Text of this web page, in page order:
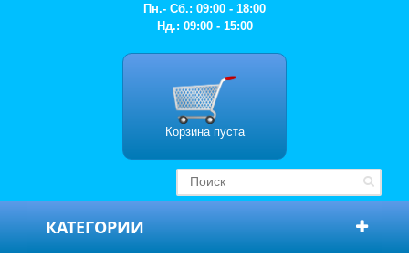
Пн.- Сб.: 09:00 - 18:00
Нд.: 09:00 - 15:00
Корзина пуста
КАТЕГОРИИ